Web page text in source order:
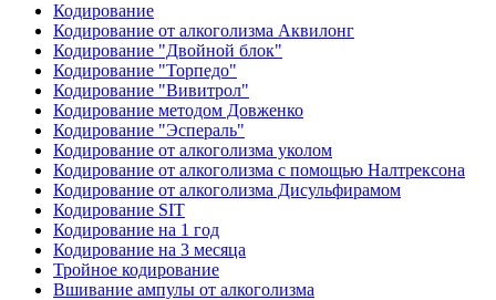
Кодирование
Кодирование от алкоголизма Аквилонг
Кодирование "Двойной блок"
Кодирование "Торпедо"
Кодирование "Вивитрол"
Кодирование методом Довженко
Кодирование "Эспераль"
Кодирование от алкоголизма уколом
Кодирование от алкоголизма с помощью Налтрексона
Кодирование от алкоголизма Дисульфирамом
Кодирование SIT
Кодирование на 1 год
Кодирование на 3 месяца
Тройное кодирование
Вшивание ампулы от алкоголизма